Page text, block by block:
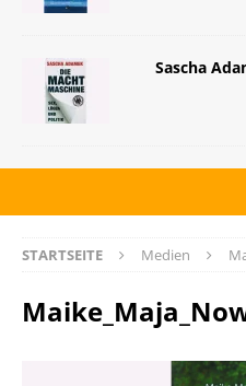
Sascha
STARTSEITE Medien